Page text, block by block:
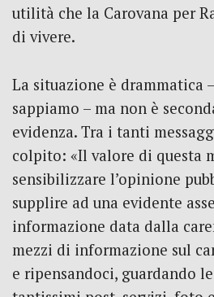
utilità che la Carovana per
di vivere.
La situazione è drammatica
sappiamo – ma non è
evidenza. Tra i tanti
colpito: «Il valore di questa
sensibilizzare l’opinione
supplire ad una evidente
informazione data dalla
mezzi di informazione sul
e ripensandoci, guardando